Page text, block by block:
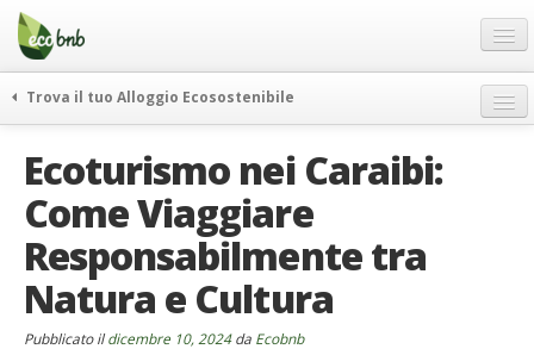
Menu
Salta
contenuto
Offerte Speciali
Regali
FAQ
Chi Siamo
Partner
Contatti
Trova il tuo Alloggio Ecosostenibile
itinerari
curiosità
vivere e viaggiare verde
news ed eventi
ecohotel
Ecoturismo nei Caraibi:
Come Viaggiare
Responsabilmente tra
Natura e Cultura
Pubblicato ildicembre 10, 2024da Ecobnb